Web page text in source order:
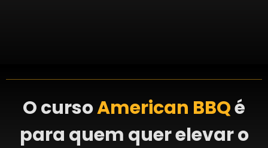
O cursoAmerican BBQé
para quem quer elevar o